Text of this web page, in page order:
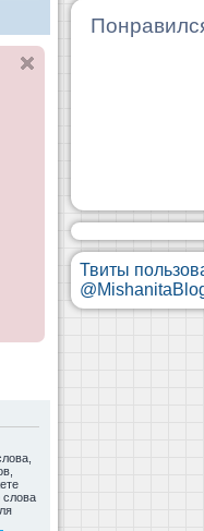
слова
Твиты